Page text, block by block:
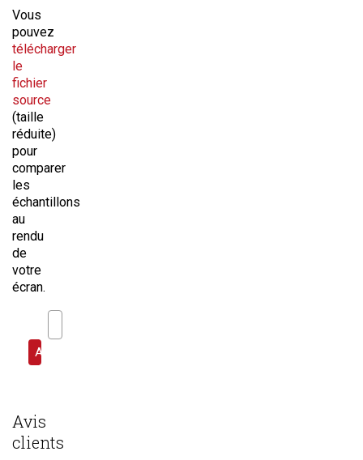
Vous
pouvez
télécharger
le
fichier
source
(taille
réduite)
pour
comparer
les
échantillons
au
rendu
de
votre
écran.
Avis
clients